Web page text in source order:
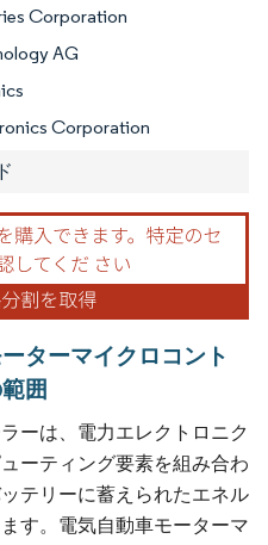
Corporation
AG
Corporation
ターマイクロコント
囲
ーは、電力エレクトロニク
ーティング要素を組み合わ
テリーに蓄えられたエネル
す。電気自動車モーターマ